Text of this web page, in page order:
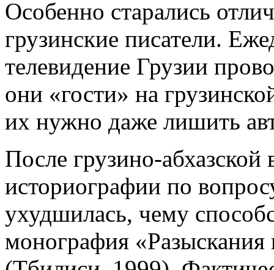
Особенно старались
грузинские писатели.
телевидение Грузии
они «гости» на
их нужно даже лишить
После грузино-
историографии по
ухудшилась, чему
монография